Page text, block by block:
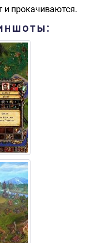
прокачиваются.